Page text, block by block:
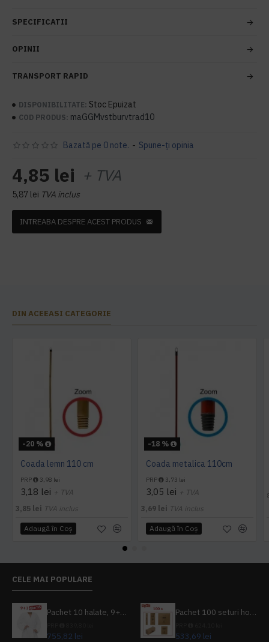
SPECIFICATII
OPINII
TRANSPORT RAPID
DISPONIBILITATE: Stoc Epuizat
COD PRODUS: maGGMvstburvtrad10
Bazată pe 0 note. - Spune-ţi opinia
4,85 lei + TVA
5,87 lei TVA inclus
INTREABA DESPRE ACEST PRODUS
DIN ACEEASI CATEGORIE
-20 %
Coada lemn 110 cm
PRP 3,98 lei
3,18 lei + TVA
3,85 lei TVA inclus
Adaugă în Coş
-18 %
Coada metalica 110cm
PRP 3,73 lei
3,05 lei + TVA
3,69 lei TVA inclus
Adaugă în Coş
CELE MAI POPULARE
Pachet 10 halate, 9+1 gratuit
755,82 lei
Pachet 100 seturi hoteliere, set dentar, set barbierit, casca de dus, pila unghii, set cusut
533,69 lei